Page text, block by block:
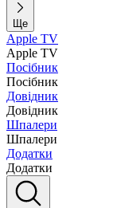
Ще
Apple TV
Apple TV
Посібник
Посібник
Довідник
Довідник
Шпалери
Шпалери
Додатки
Додатки